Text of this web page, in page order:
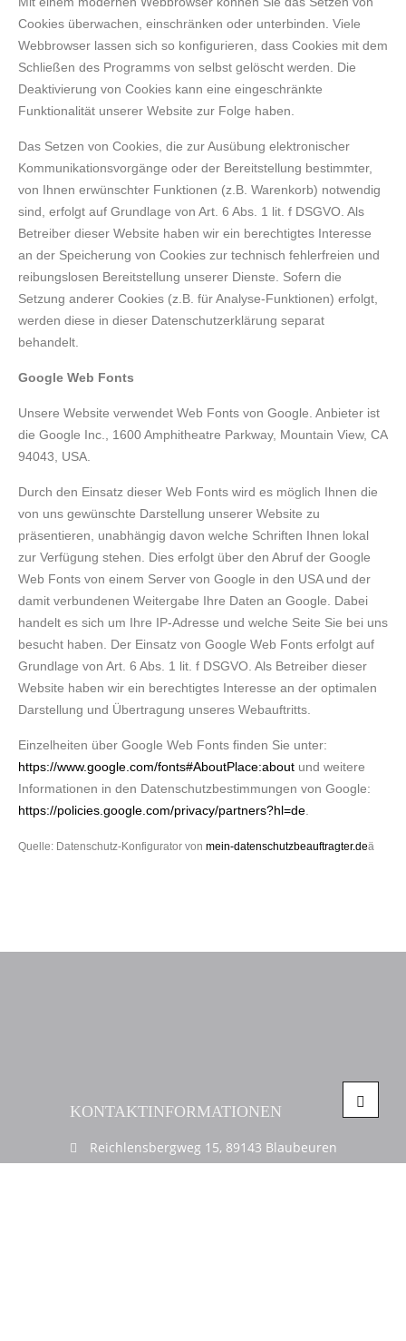
Cookies überwachen, einschränken oder unterbinden. Viele
Webbrowser lassen sich so konfigurieren, dass Cookies mit dem
Schließen des Programms von selbst gelöscht werden. Die
Deaktivierung von Cookies kann eine eingeschränkte
Funktionalität unserer Website zur Folge haben.
Das Setzen von Cookies, die zur Ausübung elektronischer
Kommunikationsvorgänge oder der Bereitstellung bestimmter,
von Ihnen erwünschter Funktionen (z.B. Warenkorb) notwendig
sind, erfolgt auf Grundlage von Art. 6 Abs. 1 lit. f DSGVO. Als
Betreiber dieser Website haben wir ein berechtigtes Interesse
an der Speicherung von Cookies zur technisch fehlerfreien und
reibungslosen Bereitstellung unserer Dienste. Sofern die
Setzung anderer Cookies (z.B. für Analyse-Funktionen) erfolgt,
werden diese in dieser Datenschutzerklärung separat
behandelt.
Google Web Fonts
Unsere Website verwendet Web Fonts von Google. Anbieter ist
die Google Inc., 1600 Amphitheatre Parkway, Mountain View, CA
94043, USA.
Durch den Einsatz dieser Web Fonts wird es möglich Ihnen die
von uns gewünschte Darstellung unserer Website zu
präsentieren, unabhängig davon welche Schriften Ihnen lokal
zur Verfügung stehen. Dies erfolgt über den Abruf der Google
Web Fonts von einem Server von Google in den USA und der
damit verbundenen Weitergabe Ihre Daten an Google. Dabei
handelt es sich um Ihre IP-Adresse und welche Seite Sie bei uns
besucht haben. Der Einsatz von Google Web Fonts erfolgt auf
Grundlage von Art. 6 Abs. 1 lit. f DSGVO. Als Betreiber dieser
Website haben wir ein berechtigtes Interesse an der optimalen
Darstellung und Übertragung unseres Webauftritts.
Einzelheiten über Google Web Fonts finden Sie unter:
https://www.google.com/fonts#AboutPlace:about und weitere
Informationen in den Datenschutzbestimmungen von Google:
https://policies.google.com/privacy/partners?hl=de
Quelle: Datenschutz-Konfigurator von mein-datenschutzbeauftragter.deä
KONTAKTINFORMATIONEN
Reichlensbergweg 15, 89143 Blaubeuren